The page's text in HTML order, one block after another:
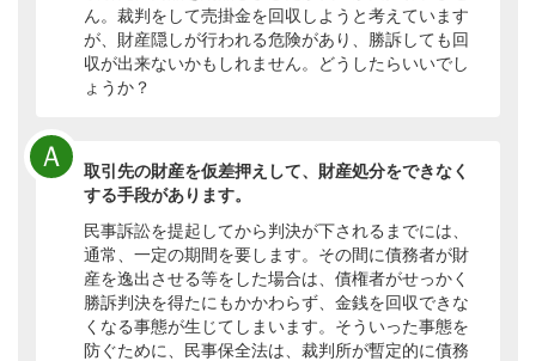
ん。裁判をして売掛金を回収しようと考えています
が、財産隠しが行われる危険があり、勝訴しても回
収が出来ないかもしれません。どうしたらいいでし
ょうか？
Ａ
取引先の財産を仮差押えして、財産処分をできなく
する手段があります。
民事訴訟を提起してから判決が下されるまでには、
通常、一定の期間を要します。その間に債務者が財
産を逸出させる等をした場合は、債権者がせっかく
勝訴判決を得たにもかかわらず、金銭を回収できな
くなる事態が生じてしまいます。そういった事態を
防ぐために、民事保全法は、裁判所が暫定的に債務